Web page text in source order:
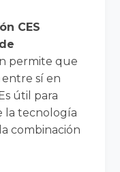
CES
permite que
entre sí en
útil para
la tecnología
combinación